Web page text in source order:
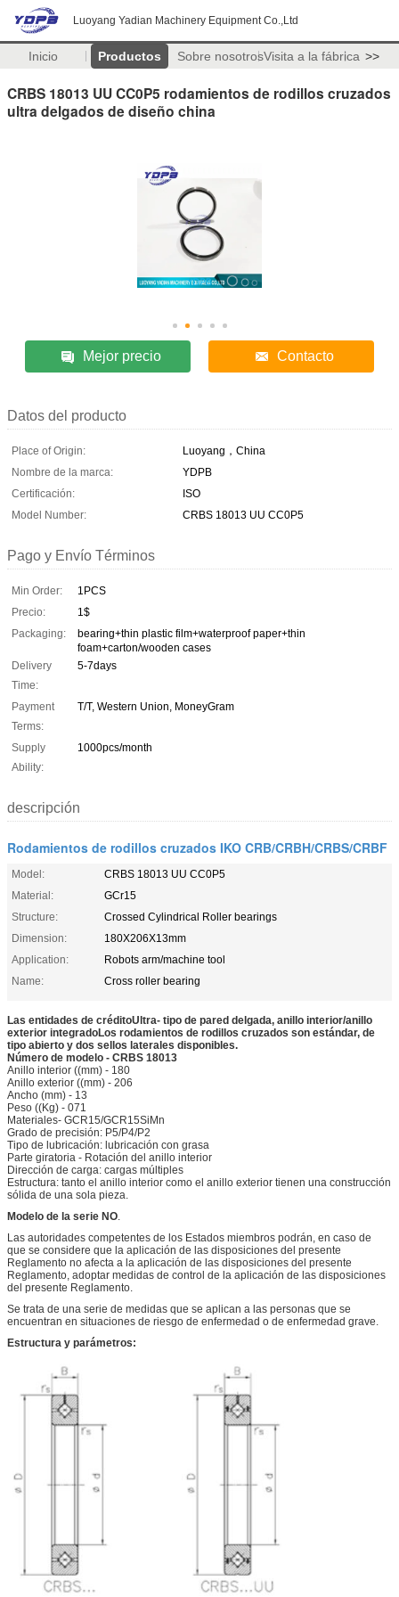
Luoyang Yadian Machinery Equipment Co.,Ltd
Inicio Productos Sobre nosotrosVisita a la fábrica >>
CRBS 18013 UU CC0P5 rodamientos de rodillos cruzados
ultra delgados de diseño china
Mejor precio Contacto
Datos del producto
Place of Origin:
Luoyang，China
Nombre de la marca:
YDPB
Certificación:
ISO
Model Number:
CRBS 18013 UU CC0P5
Pago y Envío Términos
Min Order:
1PCS
Precio:
1$
Packaging:
bearing+thin plastic film+waterproof paper+thin
foam+carton/wooden cases
Delivery
Time:
5-7days
Payment
Terms:
T/T, Western Union, MoneyGram
Supply
Ability:
1000pcs/month
descripción
Rodamientos de rodillos cruzados IKO CRB/CRBH/CRBS/CRBF
Model:
CRBS 18013 UU CC0P5
Material:
GCr15
Structure:
Crossed Cylindrical Roller bearings
Dimension:
180X206X13mm
Application:
Robots arm/machine tool
Name:
Cross roller bearing
Las entidades de créditoUltra- tipo de pared delgada, anillo interior/anillo
exterior integradoLos rodamientos de rodillos cruzados son estándar, de
tipo abierto y dos sellos laterales disponibles.
Número de modelo - CRBS 18013
Anillo interior ((mm) - 180
Anillo exterior ((mm) - 206
Ancho (mm) - 13
Peso ((Kg) - 071
Materiales- GCR15/GCR15SiMn
Grado de precisión: P5/P4/P2
Tipo de lubricación: lubricación con grasa
Parte giratoria - Rotación del anillo interior
Dirección de carga: cargas múltiples
Estructura: tanto el anillo interior como el anillo exterior tienen una construcción
sólida de una sola pieza.
Modelo de la serie NO.
Las autoridades competentes de los Estados miembros podrán, en caso de
que se considere que la aplicación de las disposiciones del presente
Reglamento no afecta a la aplicación de las disposiciones del presente
Reglamento, adoptar medidas de control de la aplicación de las disposiciones
del presente Reglamento.
Se trata de una serie de medidas que se aplican a las personas que se
encuentran en situaciones de riesgo de enfermedad o de enfermedad grave.
Estructura y parámetros: